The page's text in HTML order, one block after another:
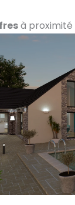
à proximité